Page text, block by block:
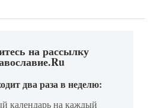
на рассылку
два раза в неделю:
календарь на каждый